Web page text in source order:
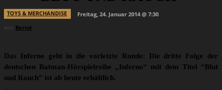
TOYS & MERCHANDISE
Freitag, 24. Januar 2014 @ 7:30
von Bernd
Das Inferno geht in die vorletzte Runde: Die dritte Folge der
deutschen Batman-Hörspielreihe „Inferno“ mit dem Titel “Blut
und Rauch” ist ab heute erhältlich.